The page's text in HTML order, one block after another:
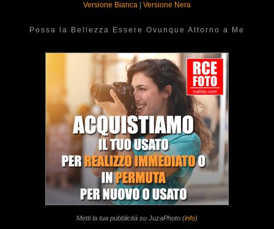
Versione Bianca
Versione Nera
Possa la Bellezza Essere Ovunque Attorno a Me
Metti la tua pubblicità su JuzaPhoto (info)